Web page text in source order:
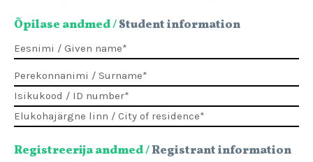
Õpilase andmed /Student information
Registreerija andmed /Registrant information